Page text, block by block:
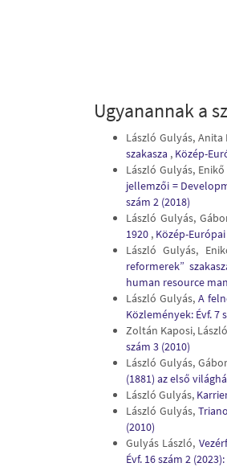
Ugyanannak a
László Gulyás, Anita
szakasza , Közép-
László Gulyás,
jellemzői =
szám 2 (2018)
László Gulyás,
1920 , Közép-
László Gulyás,
reformerek”
human resource
László Gulyás, A
Közlemények: Évf. 7
Zoltán Kaposi,
szám 3 (2010)
László Gulyás,
(1881) az első
László Gulyás,
László Gulyás,
(2010)
Gulyás László,
Évf. 16 szám 2